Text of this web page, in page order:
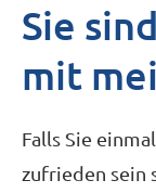
Sie
mit
Falls Sie
zufrieden sein